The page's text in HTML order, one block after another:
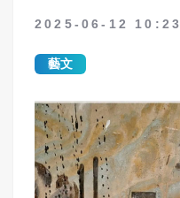
2025-06-12 10:23
藝文